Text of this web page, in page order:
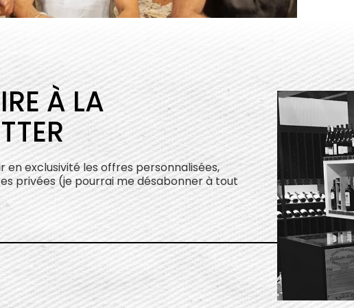
À LA
en exclusivité les offres personnalisées,
privées (je pourrai me désabonner à tout